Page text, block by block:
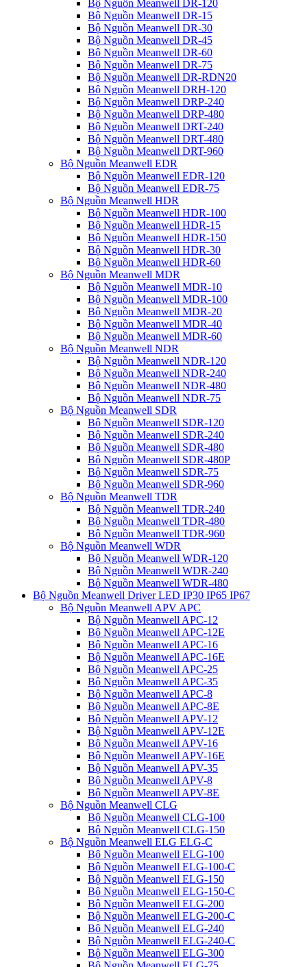
Bộ Nguồn Meanwell DR-120
Bộ Nguồn Meanwell DR-15
Bộ Nguồn Meanwell DR-30
Bộ Nguồn Meanwell DR-45
Bộ Nguồn Meanwell DR-60
Bộ Nguồn Meanwell DR-75
Bộ Nguồn Meanwell DR-RDN20
Bộ Nguồn Meanwell DRH-120
Bộ Nguồn Meanwell DRP-240
Bộ Nguồn Meanwell DRP-480
Bộ Nguồn Meanwell DRT-240
Bộ Nguồn Meanwell DRT-480
Bộ Nguồn Meanwell DRT-960
Bộ Nguồn Meanwell EDR
Bộ Nguồn Meanwell EDR-120
Bộ Nguồn Meanwell EDR-75
Bộ Nguồn Meanwell HDR
Bộ Nguồn Meanwell HDR-100
Bộ Nguồn Meanwell HDR-15
Bộ Nguồn Meanwell HDR-150
Bộ Nguồn Meanwell HDR-30
Bộ Nguồn Meanwell HDR-60
Bộ Nguồn Meanwell MDR
Bộ Nguồn Meanwell MDR-10
Bộ Nguồn Meanwell MDR-100
Bộ Nguồn Meanwell MDR-20
Bộ Nguồn Meanwell MDR-40
Bộ Nguồn Meanwell MDR-60
Bộ Nguồn Meanwell NDR
Bộ Nguồn Meanwell NDR-120
Bộ Nguồn Meanwell NDR-240
Bộ Nguồn Meanwell NDR-480
Bộ Nguồn Meanwell NDR-75
Bộ Nguồn Meanwell SDR
Bộ Nguồn Meanwell SDR-120
Bộ Nguồn Meanwell SDR-240
Bộ Nguồn Meanwell SDR-480
Bộ Nguồn Meanwell SDR-480P
Bộ Nguồn Meanwell SDR-75
Bộ Nguồn Meanwell SDR-960
Bộ Nguồn Meanwell TDR
Bộ Nguồn Meanwell TDR-240
Bộ Nguồn Meanwell TDR-480
Bộ Nguồn Meanwell TDR-960
Bộ Nguồn Meanwell WDR
Bộ Nguồn Meanwell WDR-120
Bộ Nguồn Meanwell WDR-240
Bộ Nguồn Meanwell WDR-480
Bộ Nguồn Meanwell Driver LED IP30 IP65 IP67
Bộ Nguồn Meanwell APV APC
Bộ Nguồn Meanwell APC-12
Bộ Nguồn Meanwell APC-12E
Bộ Nguồn Meanwell APC-16
Bộ Nguồn Meanwell APC-16E
Bộ Nguồn Meanwell APC-25
Bộ Nguồn Meanwell APC-35
Bộ Nguồn Meanwell APC-8
Bộ Nguồn Meanwell APC-8E
Bộ Nguồn Meanwell APV-12
Bộ Nguồn Meanwell APV-12E
Bộ Nguồn Meanwell APV-16
Bộ Nguồn Meanwell APV-16E
Bộ Nguồn Meanwell APV-35
Bộ Nguồn Meanwell APV-8
Bộ Nguồn Meanwell APV-8E
Bộ Nguồn Meanwell CLG
Bộ Nguồn Meanwell CLG-100
Bộ Nguồn Meanwell CLG-150
Bộ Nguồn Meanwell ELG ELG-C
Bộ Nguồn Meanwell ELG-100
Bộ Nguồn Meanwell ELG-100-C
Bộ Nguồn Meanwell ELG-150
Bộ Nguồn Meanwell ELG-150-C
Bộ Nguồn Meanwell ELG-200
Bộ Nguồn Meanwell ELG-200-C
Bộ Nguồn Meanwell ELG-240
Bộ Nguồn Meanwell ELG-240-C
Bộ Nguồn Meanwell ELG-300